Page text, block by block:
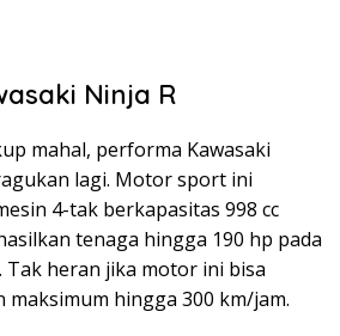
Ninja R
mahal, performa Kawasaki
lagi. Motor sport ini
4-tak berkapasitas 998 cc
tenaga hingga 190 hp pada
Tak heran jika motor ini bisa
maksimum hingga 300 km/jam.